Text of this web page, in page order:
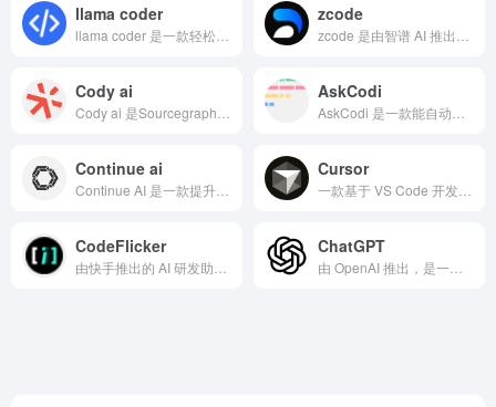
llama coder zcode
Cody ai AskCodi
Continue ai Cursor
CodeFlicker ChatGPT